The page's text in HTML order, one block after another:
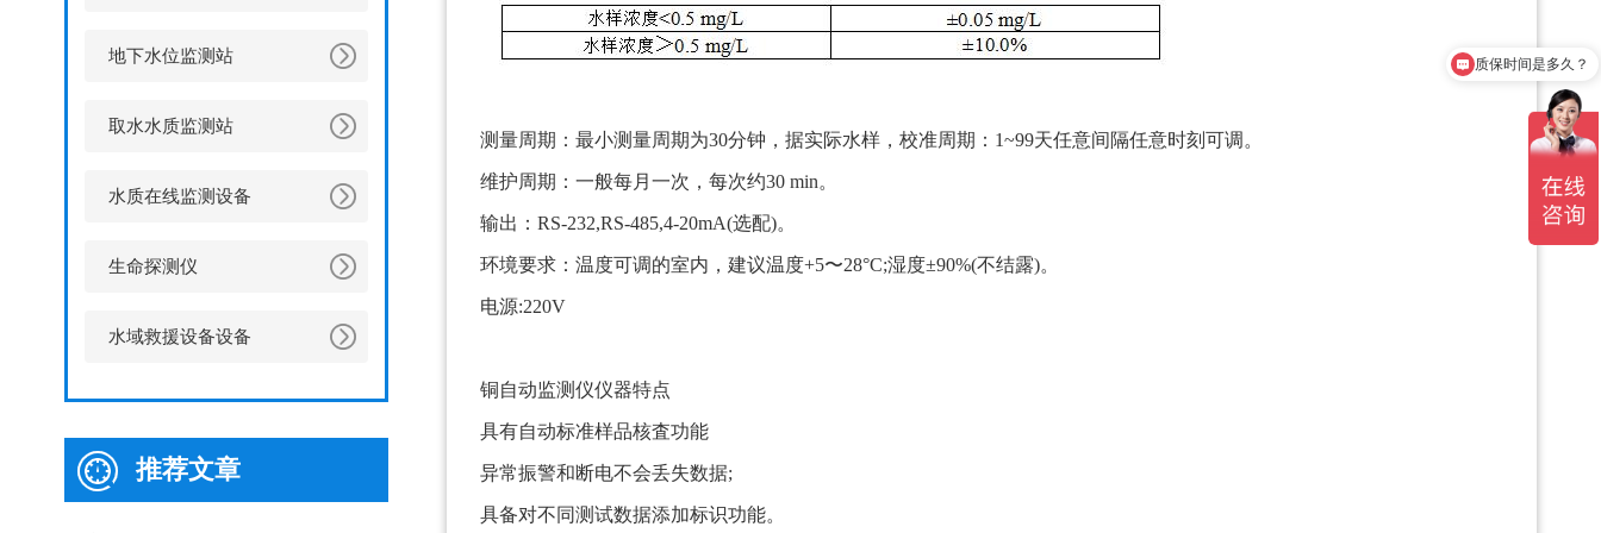
地下水位监测站
取水水质监测站
水质在线监测设备
生命探测仪
水域救援设备设备
推荐文章
测量周期：最小测量周期为30分钟，据实际水样，校准周期：1~99天任意间隔任意时刻可调。
维护周期：一般每月一次，每次约30 min。
输出：RS-232,RS-485,4-20mA(选配)。
环境要求：温度可调的室内，建议温度+5〜28°C;湿度±90%(不结露)。
电源:220V
铜自动监测仪仪器特点
具有自动标准样品核査功能
异常振警和断电不会丢失数据;
具备对不同测试数据添加标识功能。
产品有检测证书吗？